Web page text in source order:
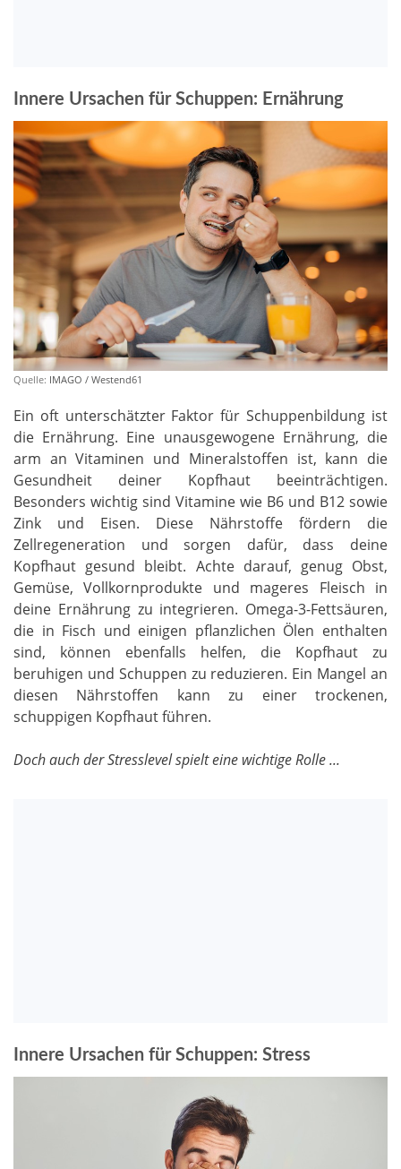
Innere Ursachen für Schuppen: Ernährung
Quelle: IMAGO / Westend61
Ein oft unterschätzter Faktor für Schuppenbildung ist
die Ernährung. Eine unausgewogene Ernährung, die
arm an Vitaminen und Mineralstoffen ist, kann die
Gesundheit deiner Kopfhaut beeinträchtigen.
Besonders wichtig sind Vitamine wie B6 und B12 sowie
Zink und Eisen. Diese Nährstoffe fördern die
Zellregeneration und sorgen dafür, dass deine
Kopfhaut gesund bleibt. Achte darauf, genug Obst,
Gemüse, Vollkornprodukte und mageres Fleisch in
deine Ernährung zu integrieren. Omega-3-Fettsäuren,
die in Fisch und einigen pflanzlichen Ölen enthalten
sind, können ebenfalls helfen, die Kopfhaut zu
beruhigen und Schuppen zu reduzieren. Ein Mangel an
diesen Nährstoffen kann zu einer trockenen,
schuppigen Kopfhaut führen.
Doch auch der Stresslevel spielt eine wichtige Rolle ...
Innere Ursachen für Schuppen: Stress